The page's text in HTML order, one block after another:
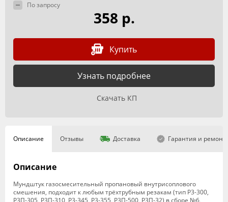
По запросу
358 р.
Купить
Узнать подробнее
Скачать КП
Описание Отзывы Доставка Гарантия и ремонт
Описание
Мундштук газосмесительный пропановый внутрисоплового
смешения, подходит к любым трёхтрубным резакам (тип Р3-300,
Р3П-305, Р3П-310, Р3-345, Р3-355, Р3П-500, Р3П-32) в сборе №6,